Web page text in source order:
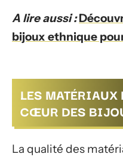
A lire aussi :
bijoux ethnique
LES MATÉRIAUX
CŒUR DES
La qualité des